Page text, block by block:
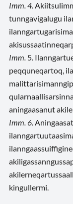
Imm. 4.
tunngavigalugu
Imm. 5.
peqquneqartoq,
aningaasanut
Imm. 6.
kingullermi.